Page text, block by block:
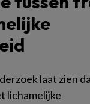
laat zien
lichamelijke